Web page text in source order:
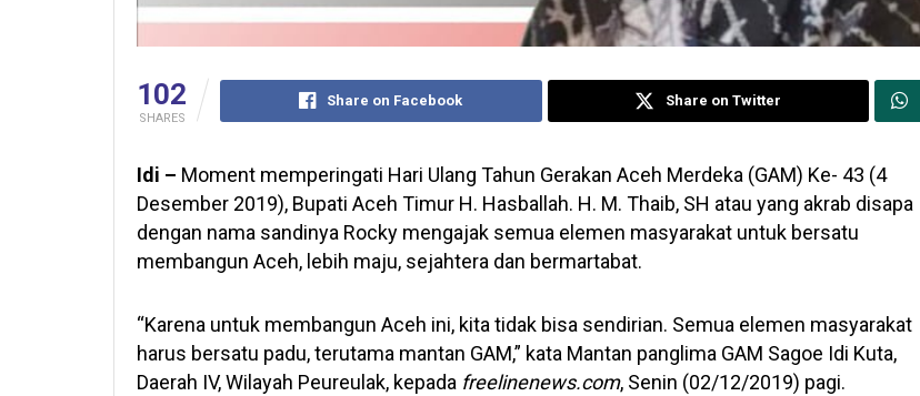
102
SHARES
Share on Facebook Share on Twitter
Idi – Moment memperingati Hari Ulang Tahun Gerakan Aceh Merdeka (GAM) Ke- 43 (4
Desember 2019), Bupati Aceh Timur H. Hasballah. H. M. Thaib, SH atau yang akrab disapa
dengan nama sandinya Rocky mengajak semua elemen masyarakat untuk bersatu
membangun Aceh, lebih maju, sejahtera dan bermartabat.
“Karena untuk membangun Aceh ini, kita tidak bisa sendirian. Semua elemen masyarakat
harus bersatu padu, terutama mantan GAM,” kata Mantan panglima GAM Sagoe Idi Kuta,
Daerah IV, Wilayah Peureulak, kepada freelinenews.com, Senin (02/12/2019) pagi.